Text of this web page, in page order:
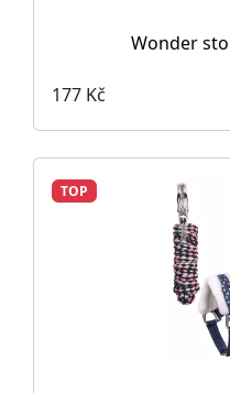
Wonder
177 Kč
TOP